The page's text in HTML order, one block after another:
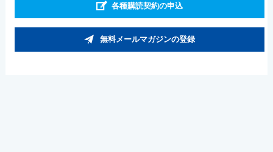
各種購読契約の申込
無料メールマガジンの登録